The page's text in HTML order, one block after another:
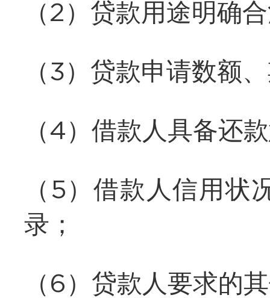
（2）贷款用途明确
（3）贷款申请数额
（4）借款人具备还
（5）借款人信用状
录；
（6）贷款人要求的